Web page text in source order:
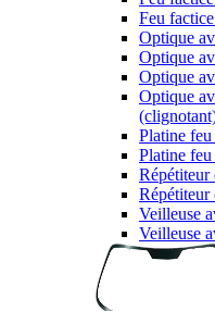
Feu
Optique
Optique
Optique
Optique
Platine
Platine
Répétiteur
Veilleuse
Veilleuse